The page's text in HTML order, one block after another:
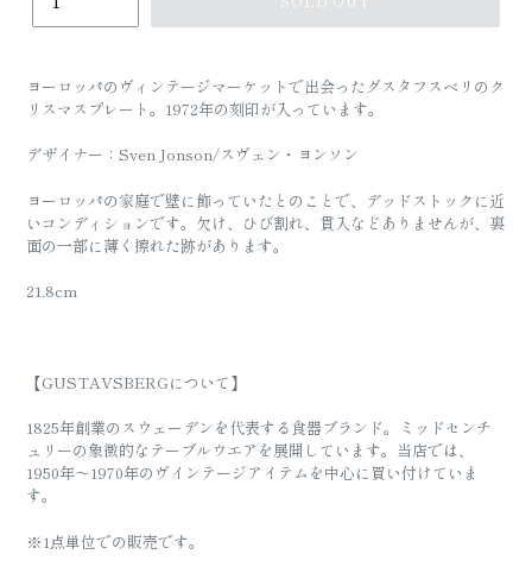
ヨーロッパのヴィンテージマーケットで出会ったグスタフスベリのク
リスマスプレート。1972年の刻印が入っています。
デザイナー：Sven Jonson/スヴェン・ヨンソン
ヨーロッパの家庭で壁に飾っていたとのことで、デッドストックに近
いコンディションです。欠け、ひび割れ、貫入などありませんが、裏
面の一部に薄く擦れた跡があります。
21.8cm
【GUSTAVSBERGについて】
1825年創業のスウェーデンを代表する食器ブランド。ミッドセンチ
ュリーの象徴的なテーブルウエアを展開しています。当店では、
1950年～1970年のヴインテージアイテムを中心に買い付けていま
す。
※1点単位での販売です。